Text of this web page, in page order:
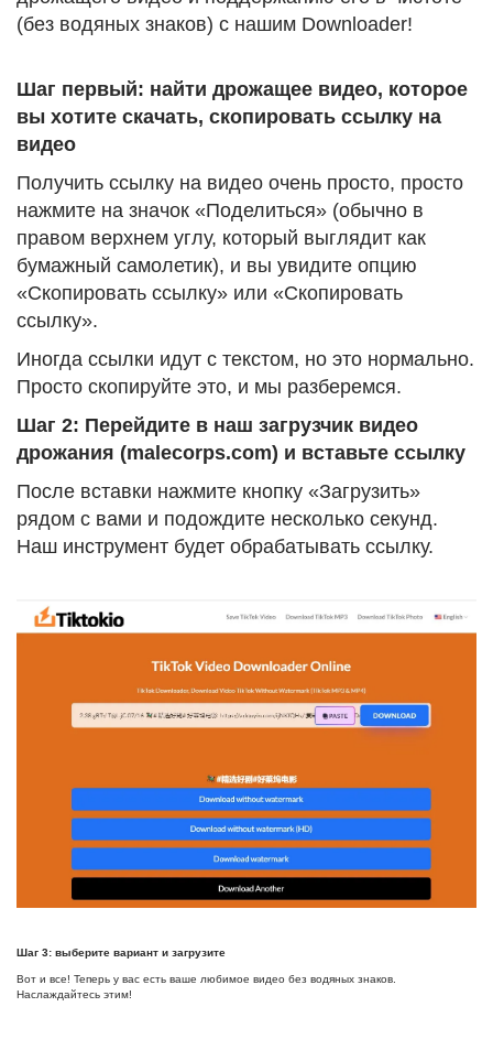
(без водяных знаков) с нашим Downloader!
Шаг первый: найти дрожащее видео, которое
вы хотите скачать, скопировать ссылку на
видео
Получить ссылку на видео очень просто, просто
нажмите на значок «Поделиться» (обычно в
правом верхнем углу, который выглядит как
бумажный самолетик), и вы увидите опцию
«Скопировать ссылку» или «Скопировать
ссылку».
Иногда ссылки идут с текстом, но это нормально.
Просто скопируйте это, и мы разберемся.
Шаг 2: Перейдите в наш загрузчик видео
дрожания (malecorps.com) и вставьте ссылку
После вставки нажмите кнопку «Загрузить»
рядом с вами и подождите несколько секунд.
Наш инструмент будет обрабатывать ссылку.
Шаг 3: выберите вариант и загрузите
Вот и все! Теперь у вас есть ваше любимое видео без водяных знаков.
Наслаждайтесь этим!